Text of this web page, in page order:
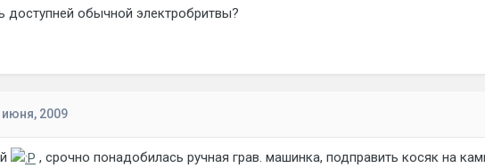
доступней обычной электробритвы?
июня, 2009
, срочно понадобилась ручная грав. машинка, подправить косяк на